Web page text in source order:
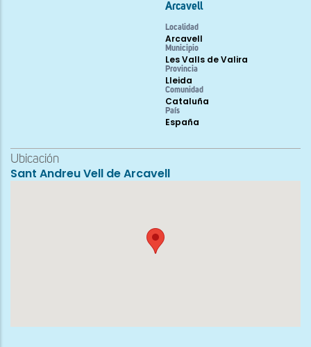
Arcavell
Localidad
Arcavell
Municipio
Les Valls de Valira
Provincia
Lleida
Comunidad
Cataluña
País
España
Ubicación
Sant Andreu Vell de Arcavell